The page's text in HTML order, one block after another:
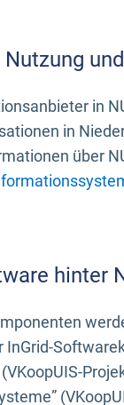
in
in
über
hinter